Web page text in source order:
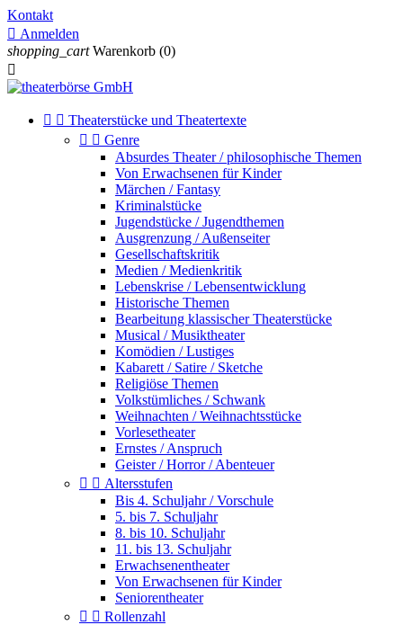
Kontakt
 Anmelden
shopping_cart Warenkorb (0)

  Theaterstücke und Theatertexte
  Genre
Absurdes Theater / philosophische Themen
Von Erwachsenen für Kinder
Märchen / Fantasy
Kriminalstücke
Jugendstücke / Jugendthemen
Ausgrenzung / Außenseiter
Gesellschaftskritik
Medien / Medienkritik
Lebenskrise / Lebensentwicklung
Historische Themen
Bearbeitung klassischer Theaterstücke
Musical / Musiktheater
Komödien / Lustiges
Kabarett / Satire / Sketche
Religiöse Themen
Volkstümliches / Schwank
Weihnachten / Weihnachtsstücke
Vorlesetheater
Ernstes / Anspruch
Geister / Horror / Abenteuer
  Altersstufen
Bis 4. Schuljahr / Vorschule
5. bis 7. Schuljahr
8. bis 10. Schuljahr
11. bis 13. Schuljahr
Erwachsenentheater
Von Erwachsenen für Kinder
Seniorentheater
  Rollenzahl